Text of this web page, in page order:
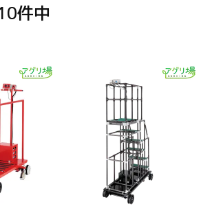
ー・アジャスター・スライドレール・モ
ーム
イト・ラック
件中